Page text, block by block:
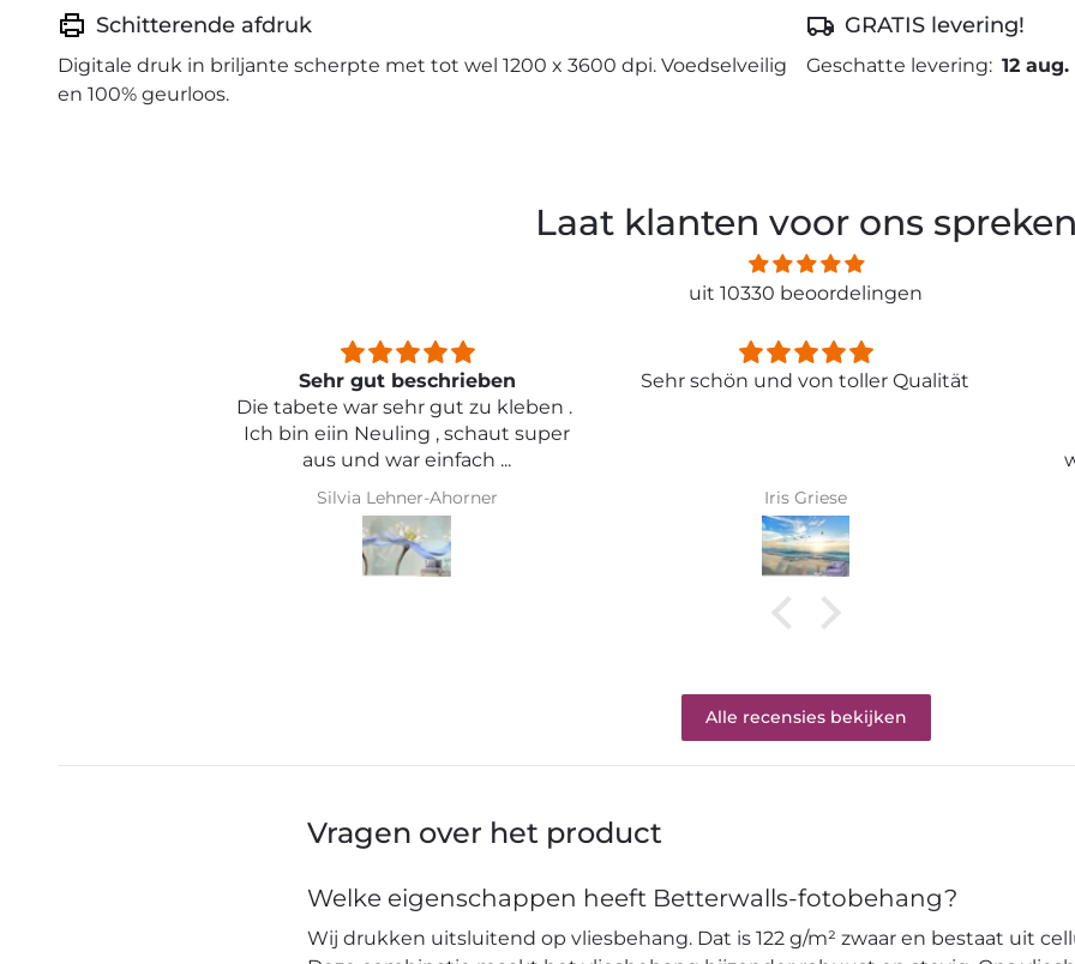
Schitterende afdruk
Digitale druk in briljante scherpte met tot wel 1200 x 3600 dpi. Voedselveilig
en 100% geurloos.
GRATIS levering!
Geschatte levering: 12 aug.
Laat klanten voor ons spreken
uit 10330 beoordelingen
Sehr schön und von toller Qualität
Iris Griese
Entspricht genau meiner
Qualität .
Karin Bader
Alle recensies bekijken
Vragen over het product
Welke eigenschappen heeft Betterwalls-fotobehang?
Wij drukken uitsluitend op vliesbehang. Dat is 122 g/m² zwaar en bestaat uit